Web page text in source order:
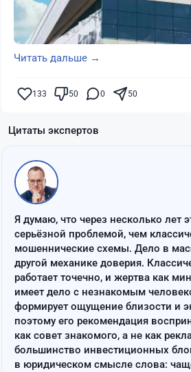
Читать дальше →
133 50 0 50
Цитаты экспертов
Я думаю, что через несколько лет
серьёзной проблемой, чем
мошеннические схемы. Дело в
другой механике доверия.
работает точечно, и жертва как
имеет дело с незнакомым
формирует ощущение близости и
поэтому его рекомендация
как совет знакомого, а не как
большинство инвестиционных
в юридическом смысле слова: